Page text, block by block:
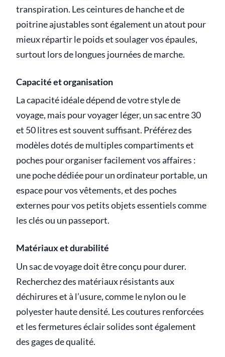
transpiration. Les ceintures de hanche et de
poitrine ajustables sont également un atout pour
mieux répartir le poids et soulager vos épaules,
surtout lors de longues journées de marche.
Capacité et organisation
La capacité idéale dépend de votre style de
voyage, mais pour voyager léger, un sac entre 30
et 50 litres est souvent suffisant. Préférez des
modèles dotés de multiples compartiments et
poches pour organiser facilement vos affaires :
une poche dédiée pour un ordinateur portable, un
espace pour vos vêtements, et des poches
externes pour vos petits objets essentiels comme
les clés ou un passeport.
Matériaux et durabilité
Un sac de voyage doit être conçu pour durer.
Recherchez des matériaux résistants aux
déchirures et à l’usure, comme le nylon ou le
polyester haute densité. Les coutures renforcées
et les fermetures éclair solides sont également
des gages de qualité.